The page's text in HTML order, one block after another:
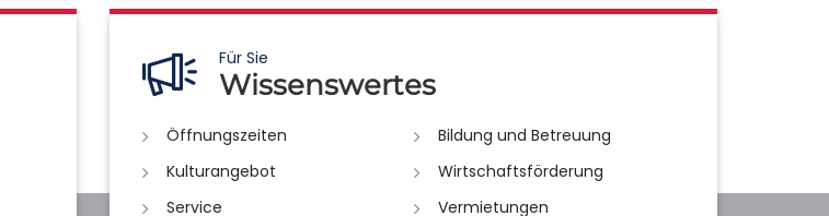
Für Sie
Wissenswertes
Öffnungszeiten
Bildung und Betreuung
Kulturangebot
Wirtschaftsförderung
Service
Vermietungen